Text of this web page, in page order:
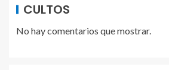
CULTOS
No hay comentarios que mostrar.